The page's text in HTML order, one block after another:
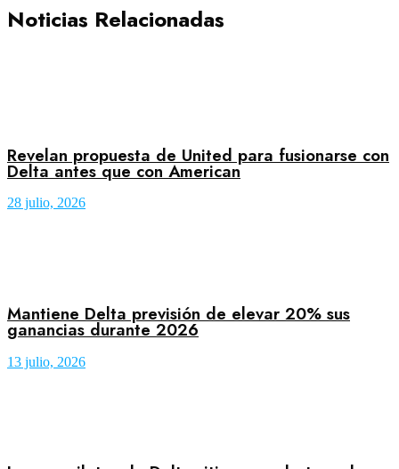
Noticias Relacionadas
Revelan propuesta de United para fusionarse con
Delta antes que con American
28 julio, 2026
Mantiene Delta previsión de elevar 20% sus
ganancias durante 2026
13 julio, 2026